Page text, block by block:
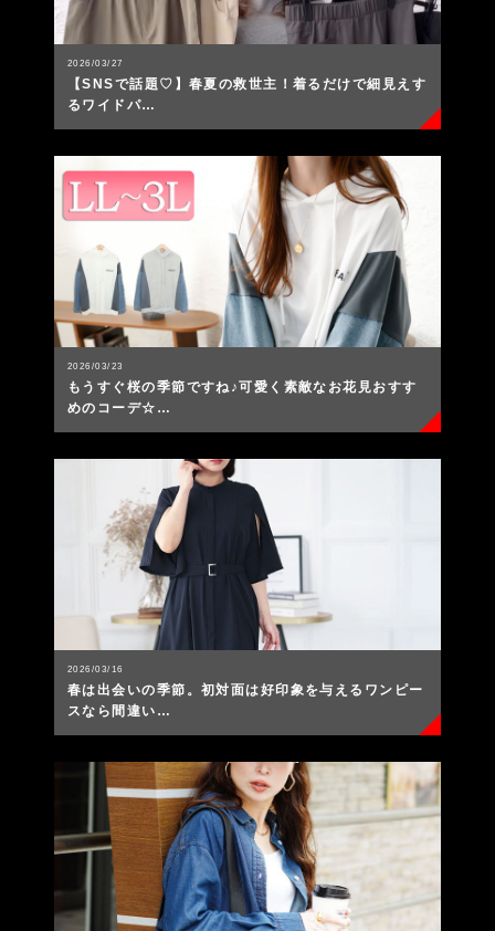
2026/03/27
【SNSで話題♡】春夏の救世主！着るだけで細見えす
るワイドパ…
2026/03/23
もうすぐ桜の季節ですね♪可愛く素敵なお花見おすす
めのコーデ☆…
2026/03/16
春は出会いの季節。初対面は好印象を与えるワンピー
スなら間違い…